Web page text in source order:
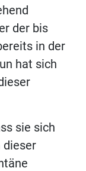
der bis
in der
hat sich
sie sich
dieser